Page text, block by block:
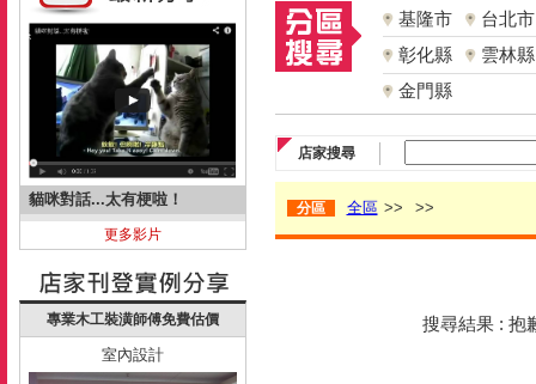
貓咪對話...太有梗啦！
更多影片
專業木工裝潢師傅免費估價
室內設計
基隆市
台北市
彰化縣
雲林縣
金門縣
店家搜尋
分區 全區 >> >>
搜尋結果 : 抱